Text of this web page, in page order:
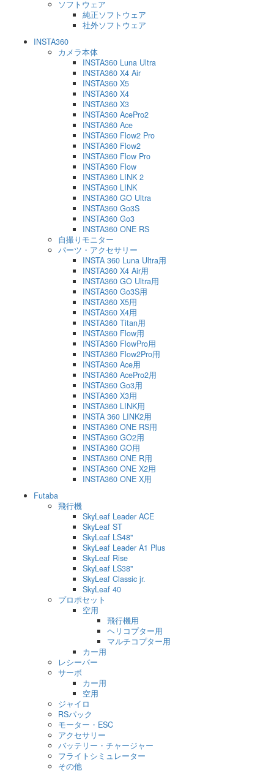
ソフトウェア
純正ソフトウェア
社外ソフトウェア
INSTA360
カメラ本体
INSTA360 Luna Ultra
INSTA360 X4 Air
INSTA360 X5
INSTA360 X4
INSTA360 X3
INSTA360 AcePro2
INSTA360 Ace
INSTA360 Flow2 Pro
INSTA360 Flow2
INSTA360 Flow Pro
INSTA360 Flow
INSTA360 LINK 2
INSTA360 LINK
INSTA360 GO Ultra
INSTA360 Go3S
INSTA360 Go3
INSTA360 ONE RS
自撮りモニター
パーツ・アクセサリー
INSTA 360 Luna Ultra用
INSTA360 X4 Air用
INSTA360 GO Ultra用
INSTA360 Go3S用
INSTA360 X5用
INSTA360 X4用
INSTA360 Titan用
INSTA360 Flow用
INSTA360 FlowPro用
INSTA360 Flow2Pro用
INSTA360 Ace用
INSTA360 AcePro2用
INSTA360 Go3用
INSTA360 X3用
INSTA360 LINK用
INSTA 360 LINK2用
INSTA360 ONE RS用
INSTA360 GO2用
INSTA360 GO用
INSTA360 ONE R用
INSTA360 ONE X2用
INSTA360 ONE X用
Futaba
飛行機
SkyLeaf Leader ACE
SkyLeaf ST
SkyLeaf LS48"
SkyLeaf Leader A1 Plus
SkyLeaf Rise
SkyLeaf LS38"
SkyLeaf Classic jr.
SkyLeaf 40
プロポセット
空用
飛行機用
ヘリコプター用
マルチコプター用
カー用
レシーバー
サーボ
カー用
空用
ジャイロ
RSパック
モーター・ESC
アクセサリー
バッテリー・チャージャー
フライトシミュレーター
その他